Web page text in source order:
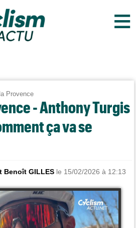
≡
Provence
- Anthony Turgis
ça va se
Benoît GILLES le 15/02/2026 à 12:13